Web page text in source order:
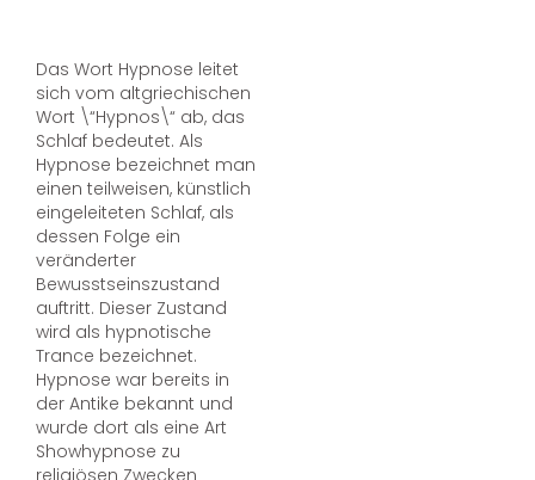
Das Wort Hypnose leitet
sich vom altgriechischen
Wort \“Hypnos\“ ab, das
Schlaf bedeutet. Als
Hypnose bezeichnet man
einen teilweisen, künstlich
eingeleiteten Schlaf, als
dessen Folge ein
veränderter
Bewusstseinszustand
auftritt. Dieser Zustand
wird als hypnotische
Trance bezeichnet.
Hypnose war bereits in
der Antike bekannt und
wurde dort als eine Art
Showhypnose zu